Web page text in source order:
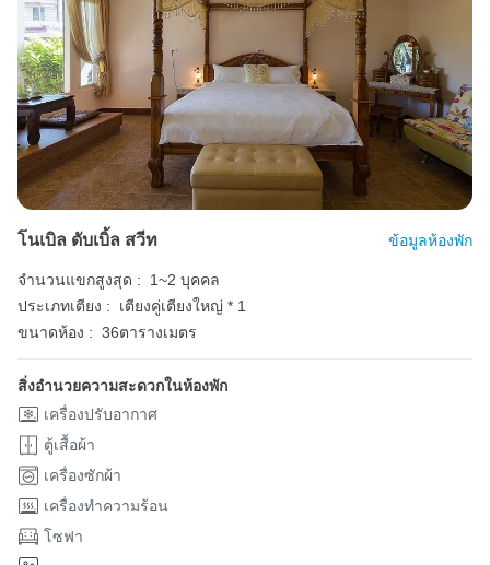
โนเบิล ดับเบิ้ล สวีท ข้อมูลห้องพัก
จำนวนแขกสูงสุด :
1~2 บุคคล
ประเภทเตียง :
เตียงคู่เตียงใหญ่ * 1
ขนาดห้อง : 36ตารางเมตร
สิ่งอำนวยความสะดวกในห้องพัก
เครื่องปรับอากาศ
ตู้เสื้อผ้า
เครื่องซักผ้า
เครื่องทำความร้อน
โซฟา